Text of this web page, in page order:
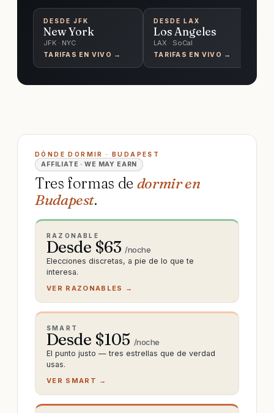
DESDE JFK
New York
JFK · NYC
TARIFAS EN VIVO →
DESDE LAX
Los Angeles
LAX · SoCal
TARIFAS EN VIVO →
DÓNDE DORMIR · BUDAPEST
AFFILIATE · WE MAY EARN
Tres formas de dormir en
Budapest.
RAZONABLE
Desde $63 /noche
Elecciones discretas, a pie de lo que te
interesa.
VER RAZONABLES →
SMART
Desde $105 /noche
El punto justo — tres estrellas que de verdad
usas.
VER SMART →